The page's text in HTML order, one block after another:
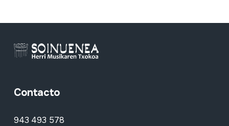
Contacto
943 493 578